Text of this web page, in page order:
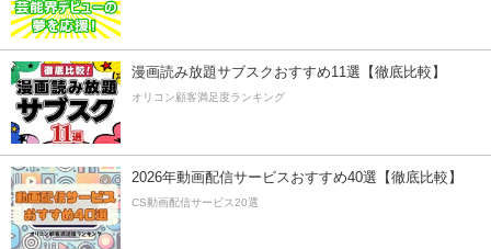
漫画読み放題サブスクおすすめ11選【徹底比較】
オリコン顧客満足度ランキング
2026年動画配信サービスおすすめ40選【徹底比較】
CS動画配信サービス20選